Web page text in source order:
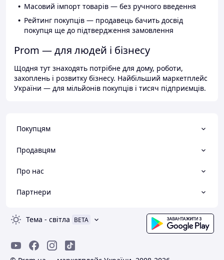
Масовий імпорт товарів — без ручного введення
Рейтинг покупців — продавець бачить досвід
покупця ще до підтвердження замовлення
Prom — для людей і бізнесу
Щодня тут знаходять потрібне для дому, роботи,
захоплень і розвитку бізнесу. Найбільший маркетплейс
України — для мільйонів покупців і тисяч підприємців.
Покупцям
Продавцям
Про нас
Партнери
Тема - світла BETA